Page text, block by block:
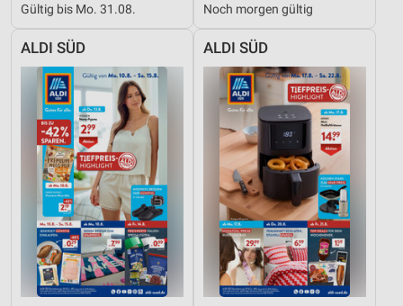
Gültig bis Mo. 31.08. Noch morgen gültig
ALDI SÜD ALDI SÜD